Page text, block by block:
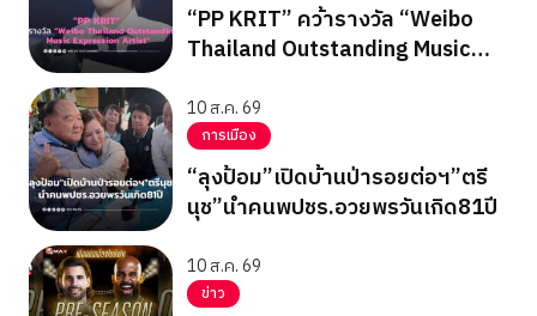
“PP KRIT” คว้ารางวัล “Weibo
Thailand Outstanding Music
10 ส.ค. 69
การเมือง
“ลุงป้อม”เปิดบ้านป่ารอยต่อฯ”ตรี
นุช”นำคนพปชร.อวยพรวันเกิด81ปี
10 ส.ค. 69
ข่าว